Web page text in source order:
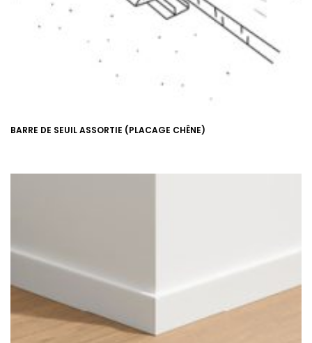
BARRE DE SEUIL ASSORTIE (PLACAGE CHÊNE)